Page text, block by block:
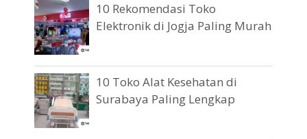
10 Rekomendasi Toko
Elektronik di Jogja Paling Murah
10 Toko Alat Kesehatan di
Surabaya Paling Lengkap